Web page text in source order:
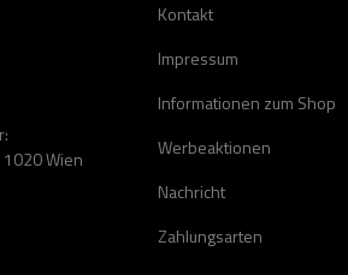
Wien
Kontakt
Impressum
Informationen zum Shop
Werbeaktionen
Nachricht
Zahlungsarten